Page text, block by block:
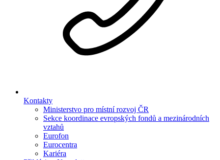
Kontakty
Ministerstvo pro místní rozvoj ČR
Sekce koordinace evropských fondů a mezinárodních
vztahů
Eurofon
Eurocentra
Kariéra